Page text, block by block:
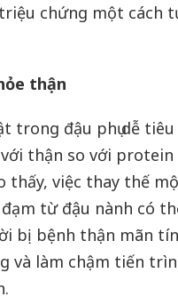
chứng một cách
thận
trong đậu phụ dễ tiêu
thận so với protein
thấy, việc thay thế
từ đậu nành có
bị bệnh thận mãn
và làm chậm tiến